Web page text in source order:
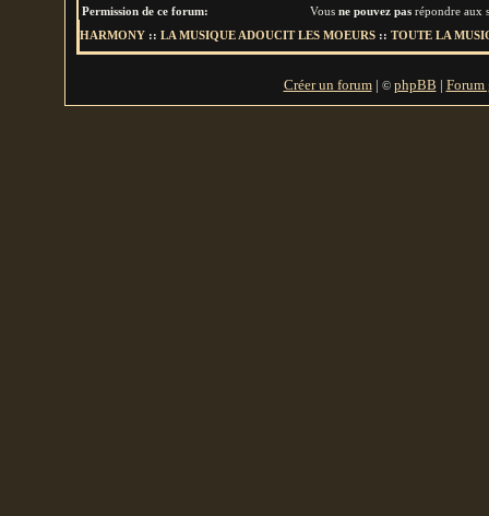
Permission de ce forum: Vous ne pouvez pas répondre aux
HARMONY :: LA MUSIQUE ADOUCIT LES MOEURS :: TOUTE LA
Créer un forum| © phpBB | Forum